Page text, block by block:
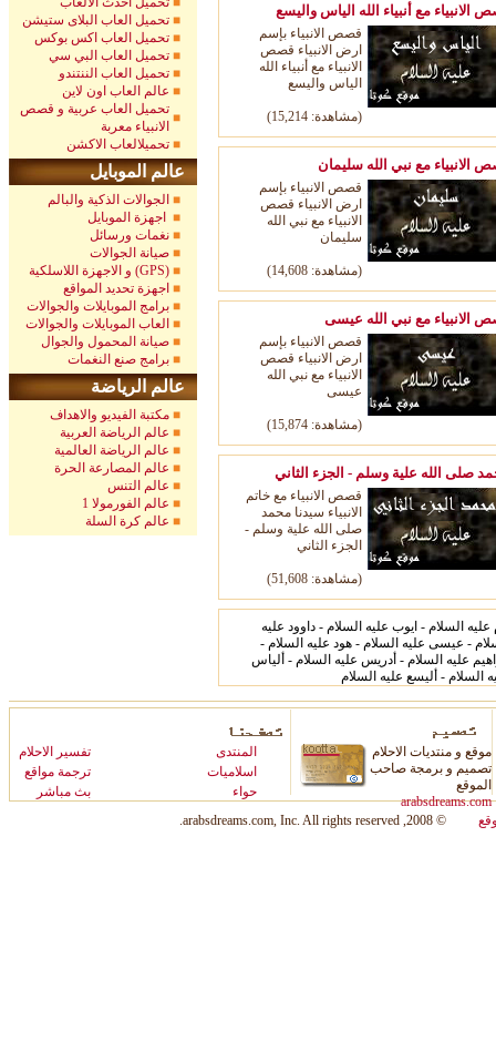
الانبياء مع أنبياء الله الياس واليسع
قصص الانبياء بإسم
ارض الانبياء قصص
الانبياء مع أنبياء الله
الياس واليسع
(مشاهدة: 15,214)
الانبياء مع نبي الله سليمان
قصص الانبياء بإسم
ارض الانبياء قصص
الانبياء مع نبي الله
سليمان
(مشاهدة: 14 ,608)
الانبياء مع نبي الله عيسى
قصص الانبياء بإسم
ارض الانبياء قصص
الانبياء مع نبي الله
عيسى
(مشاهدة: 15,874)
صلى الله علية وسلم - الجزء الثاني
قصص الانبياء مع خاتم
الانبياء سيدنا محمد
صلى الله علية وسلم -
الجزء الثاني
(مشاهدة: 5 1 ,608)
عليه السلام - ايوب عليه السلام - داوود عليه
- عيسى عليه السلام - هود عليه السلام -
عليه السلام - أدريس عليه السلام - ألياس
السلام - أليسع عليه السلام
تحميل العاب البلاى ستيشن
تحميل العاب اكس بوكس
تحميل العاب البي سي
تحميل العاب الننتندو
عالم العاب اون لاين
تحميل العاب عربية و قصص
الانبياء معربة
تحميلالعاب الاكشن
عالم الموبايل
الجوالات الذكية والبالم
نغمات ورسائل
صيانة الجوالات
و الاجهزة اللاسلكية (GPS)
اجهزة تحديد المواقع
برامج الموبايلات والجوالات
العاب الموبايلات والجوالات
صيانة المحمول والجوال
برامج صنع النغمات
عالم الرياضة
مكتبة الفيديو والاهداف
عالم الرياضة العربية
عالم الرياضة العالمية
عالم المصارعة الحرة
عالم التنس
عالم الفورمولا 1
عالم كرة السلة
تفسير الاحلام
ترجمة مواقع
بث مباشر
المنتدى
اسلاميات
حواء
موقع و منتديات الاحلام
تصميم و برمجة صاحب
الموقع
arabsdreams.com
© 2008, arabsdreams.com, Inc. All rights reserved.